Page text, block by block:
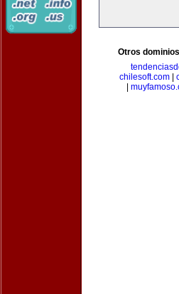
Otros
chilesoft.com